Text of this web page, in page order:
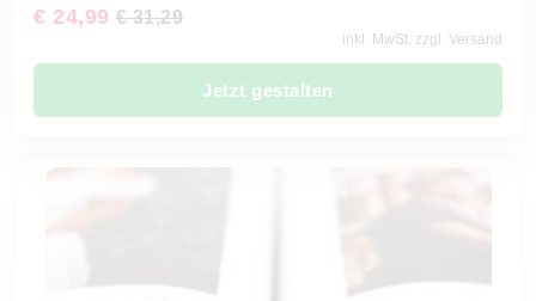
€ 24,99 € 31,29
inkl. MwSt. zzgl. Versand
Jetzt gestalten